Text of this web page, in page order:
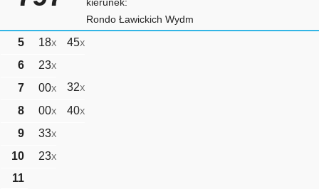
Rondo Ławickich Wydm
5 18X 45X
6 23X
7 00X 32X
8 00X 40X
9 33X
10 23X
11